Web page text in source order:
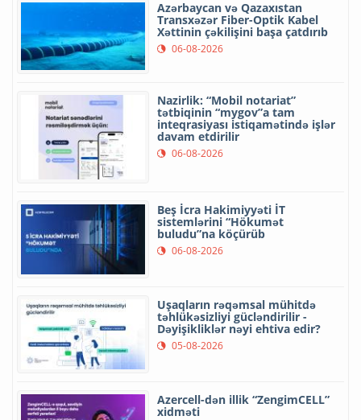
Azərbaycan və Qazaxıstan
Transxəzər Fiber-Optik Kabel
Xəttinin çəkilişini başa çatdırıb
06-08-2026
Nazirlik: “Mobil notariat”
tətbiqinin “mygov”a tam
inteqrasiyası istiqamətində işlər
davam etdirilir
06-08-2026
Beş İcra Hakimiyyəti İT
sistemlərini “Hökumət
buludu”na köçürüb
06-08-2026
Uşaqların rəqəmsal mühitdə
təhlükəsizliyi gücləndirilir -
Dəyişikliklər nəyi ehtiva edir?
05-08-2026
Azercell-dən illik “ZengimCELL”
xidməti